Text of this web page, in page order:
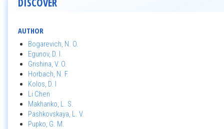
AUTHOR
Bogarevich, N. O.
Egunov, D. I.
Grishina, V. O.
Horbach, N. F.
Kolos, D. I
Li Chen
Makhanko, L. S.
Pashkovskaya, L. V.
Pupko, G. M.